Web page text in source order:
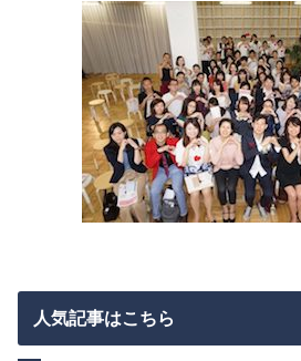
人気記事はこちら